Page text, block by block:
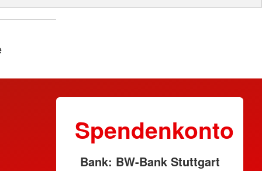
Spendenkonto
Bank: BW-Bank Stuttgart